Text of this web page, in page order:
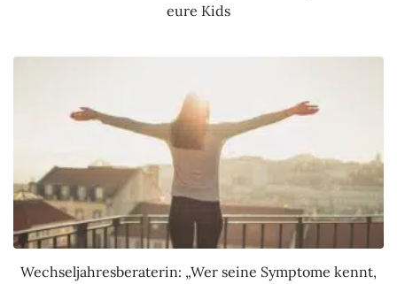
eure Kids
Wechseljahresberaterin: „Wer seine Symptome kennt,